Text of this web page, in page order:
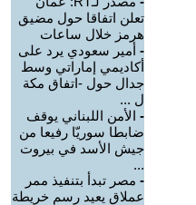
تعلن اتفاقا حول مضيق
هرمز خلال ساعات
- أمير سعودي يرد على
أكاديمي إماراتي وسط
جدال حول -اتفاق مكة
ل ...
- الأمن اللبناني يوقف
ضابطا سوريّا رفيعا من
جيش الأسد في بيروت
...
- مصر تبدأ بتنفيذ ممر
عملاق يعيد رسم خريطة